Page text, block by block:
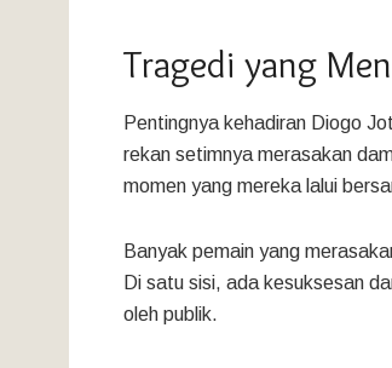
Tragedi yang
Pentingnya kehadiran Diogo
rekan setimnya merasakan
momen yang mereka lalui
Banyak pemain yang
Di satu sisi, ada kesuksesan
oleh publik.